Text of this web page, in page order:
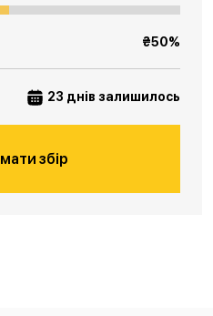
₴50%
23 днів залишилось
збір